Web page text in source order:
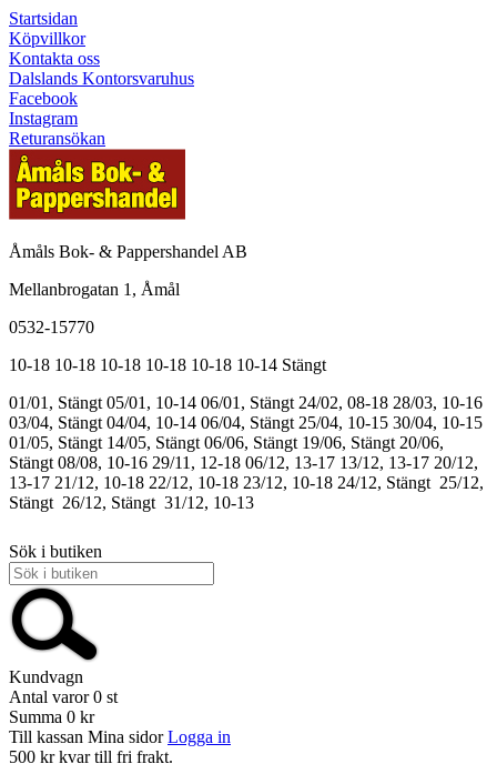
Startsidan
Köpvillkor
Kontakta oss
Dalslands Kontorsvaruhus
Facebook
Instagram
Returansökan
Åmåls Bok- & Pappershandel AB
Mellanbrogatan 1, Åmål
0532-15770
10-18 10-18 10-18 10-18 10-18 10-14 Stängt
01/01, Stängt 05/01, 10-14 06/01, Stängt 24/02, 08-18 28/03, 10-16
03/04, Stängt 04/04, 10-14 06/04, Stängt 25/04, 10-15 30/04, 10-15
01/05, Stängt 14/05, Stängt 06/06, Stängt 19/06, Stängt 20/06,
Stängt 08/08, 10-16 29/11, 12-18 06/12, 13-17 13/12, 13-17 20/12,
13-17 21/12, 10-18 22/12, 10-18 23/12, 10-18 24/12, Stängt 25/12,
Stängt 26/12, Stängt 31/12, 10-13
Sök i butiken
Kundvagn
Antal varor 0 st
Summa 0 kr
Till kassan Mina sidor Logga in
500 kr kvar till fri frakt.